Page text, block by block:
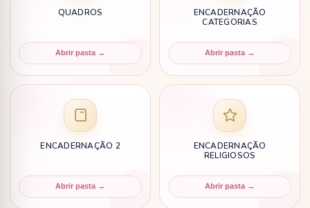
QUADROS
Abrir pasta →
ENCADERNAÇÃO
CATEGORIAS
Abrir pasta →
ENCADERNAÇÃO 2
Abrir pasta →
ENCADERNAÇÃO
RELIGIOSOS
Abrir pasta →